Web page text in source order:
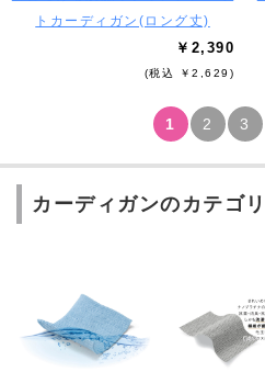
トカーディガン(ロング丈)
￥2,390
(税込 ￥2,629)
1 2 3
カーディガンのカテゴ